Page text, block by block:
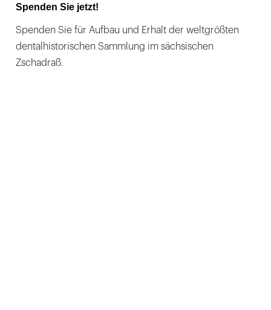
Spenden Sie jetzt!
Spenden Sie für Aufbau und Erhalt der weltgrößten
dentalhistorischen Sammlung im sächsischen
Zschadraß.